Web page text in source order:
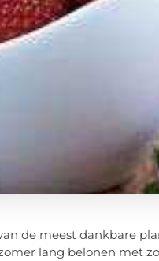
de meest dankbare
lang belonen met